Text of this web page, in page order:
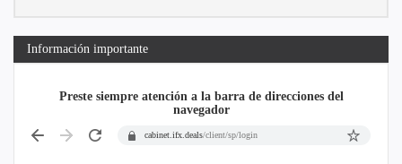
Información importante
Preste siempre atención a la barra de direcciones del
navegador
cabinet.ifx.deals/client/sp/login